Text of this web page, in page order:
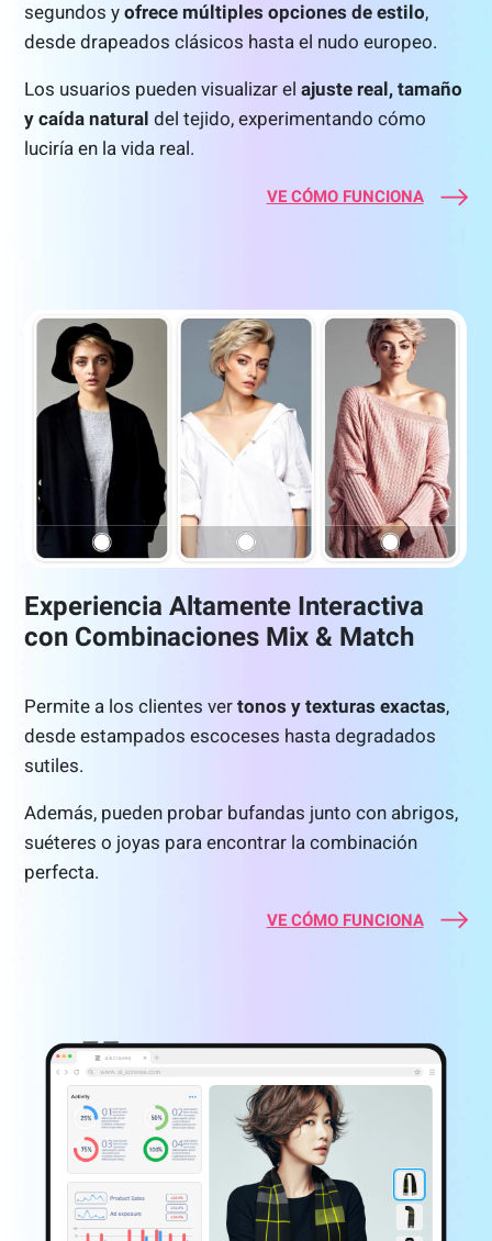
segundos yofrece múltiples opciones de estilo,
desde drapeados clásicos hasta el nudo europeo.
Los usuarios pueden visualizar elajuste real, tamaño
y caída natural del tejido, experimentando cómo
luciría en la vida real.
VE CÓMO FUNCIONA
Experiencia Altamente Interactiva
con Combinaciones Mix & Match
Permite a los clientes ver tonos y texturas exactas,
desde estampados escoceses hasta degradados
sutiles.
Además, pueden probar bufandas junto con abrigos,
suéteres o joyas para encontrar la combinación
perfecta.
VE CÓMO FUNCIONA